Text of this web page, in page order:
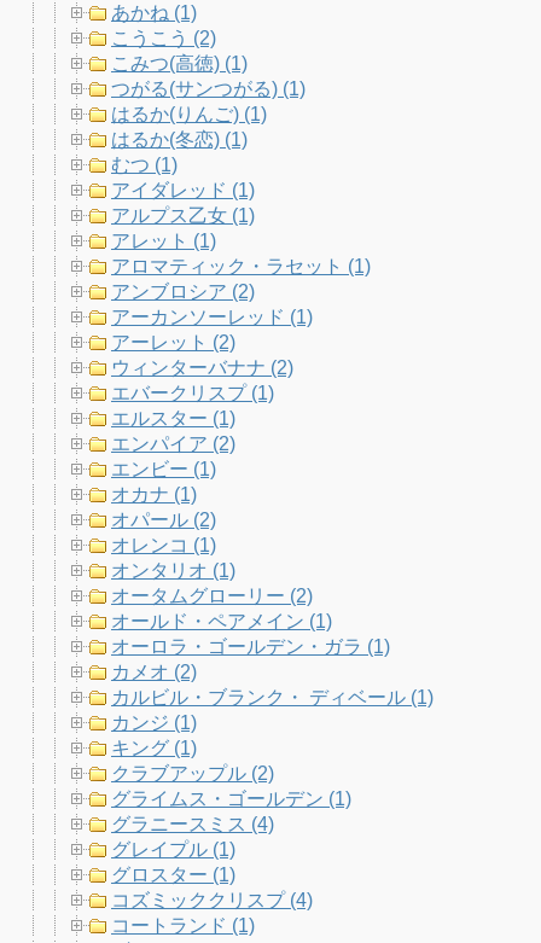
あかね (1)
こうこう (2)
こみつ(高徳) (1)
つがる(サンつがる) (1)
はるか(りんご) (1)
はるか(冬恋) (1)
むつ (1)
アイダレッド (1)
アルプス乙女 (1)
アレット (1)
アロマティック・ラセット (1)
アンブロシア (2)
アーカンソーレッド (1)
アーレット (2)
ウィンターバナナ (2)
エバークリスプ (1)
エルスター (1)
エンパイア (2)
エンビー (1)
オカナ (1)
オパール (2)
オレンコ (1)
オンタリオ (1)
オータムグローリー (2)
オールド・ペアメイン (1)
オーロラ・ゴールデン・ガラ (1)
カメオ (2)
カルビル・ブランク・ ディベール (1)
カンジ (1)
キング (1)
クラブアップル (2)
グライムス・ゴールデン (1)
グラニースミス (4)
グレイプル (1)
グロスター (1)
コズミッククリスプ (4)
コートランド (1)